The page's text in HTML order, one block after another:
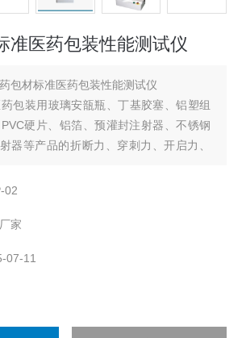
准医药包装性能测试仪
包材标准医药包装性能测试仪
包装用玻璃安瓿瓶、丁基胶塞、铝塑组
硬片、铝箔、预灌封注射器、不锈钢
器等产品的折断力、穿刺力、开启力、
测试。
02
家
07-11